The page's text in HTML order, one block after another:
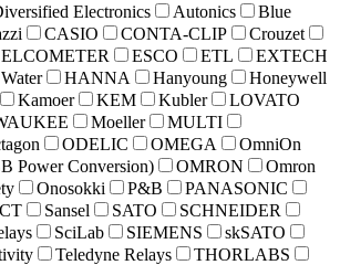
Electronics Autonics
Blue
CASIO CONTA-CLIP
Crouzet
ELCOMETER ESCO ETL
EXTECH
HANNA Hanyoung
Honeywell
Kamoer KEM Kubler
LOVATO
Moeller
MULTI
ODELIC OMEGA
OmniOn
Power Conversion)
OMRON
Omron
Onosokki P&B
PANASONIC
Sansel SATO
SCHNEIDER
SciLab SIEMENS
skSATO
Teledyne Relays
THORLABS